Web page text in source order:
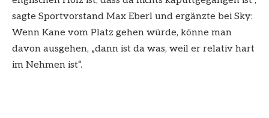
sagte Sportvorstand Max Eberl und ergänzte bei Sky:
Wenn Kane vom Platz gehen würde, könne man
davon ausgehen, „dann ist da was, weil er relativ hart
im Nehmen ist“.